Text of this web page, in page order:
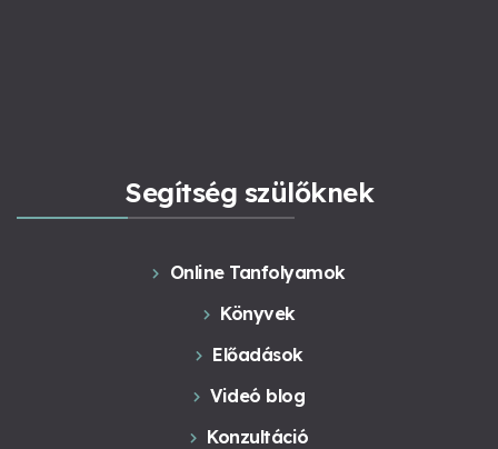
Segítség szülőknek
Online Tanfolyamok
Könyvek
Előadások
Videó blog
Konzultáció